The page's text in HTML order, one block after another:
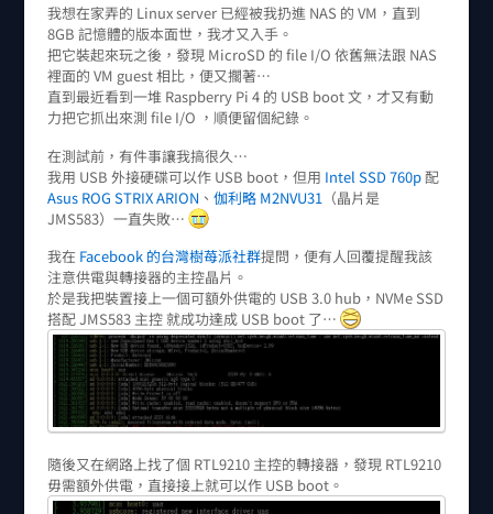
我想在家弄的 Linux server 已經被我扔進 NAS 的 VM，直到
8GB 記憶體的版本面世，我才又入手。
把它裝起來玩之後，發現 MicroSD 的 file I/O 依舊無法跟 NAS
裡面的 VM guest 相比，便又擱著…
直到最近看到一堆 Raspberry Pi 4 的 USB boot 文，才又有動
力把它抓出來測 file I/O ，順便留個紀錄。
在測試前，有件事讓我搞很久…
我用 USB 外接硬碟可以作 USB boot，但用 Intel SSD 760p配
Asus ROG STRIX ARION 、 伽利略 M2NVU31 （晶片是
JMS583）一直失敗…
我在 Facebook 的台灣樹苺派社群提問，便有人回覆提醒我該
注意供電與轉接器的主控晶片。
於是我把裝置接上一個可額外供電的 USB 3.0 hub，NVMe SSD
搭配 JMS583 主控 就成功達成 USB boot 了…
隨後又在網路上找了個 RTL9210 主控的轉接器，發現 RTL9210
毋需額外供電，直接接上就可以作 USB boot。